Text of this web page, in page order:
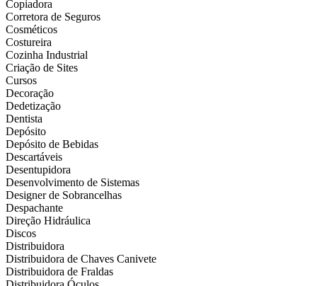
Copiadora
Corretora de Seguros
Cosméticos
Costureira
Cozinha Industrial
Criação de Sites
Cursos
Decoração
Dedetização
Dentista
Depósito
Depósito de Bebidas
Descartáveis
Desentupidora
Desenvolvimento de Sistemas
Designer de Sobrancelhas
Despachante
Direção Hidráulica
Discos
Distribuidora
Distribuidora de Chaves Canivete
Distribuidora de Fraldas